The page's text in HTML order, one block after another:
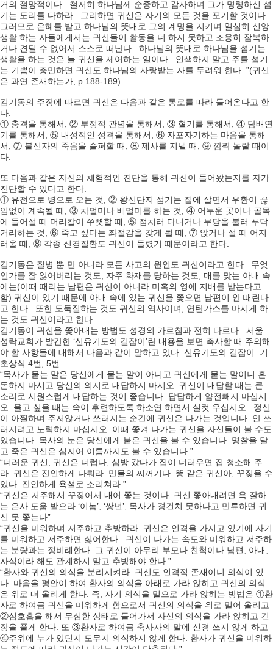
거의 절망적이다. 철저히 하나님께 순종하고 감사하며 그가 명령하신 섬
기는 도리를 다하라. 그리하면 귀신은 자기의 모든 것을 포기할 것이다.
그러므로 은혜를 받고 하나님의 뜻대로 그의 계명을 지키며 열심히 신앙
생활 하는 자들에게서는 귀신들이 활동을 더 하지 못하고 조용히 잠복하
거나 견딜 수 없어서 스스로 떠난다. 하나님의 뜻대로 하나님을 섬기는
생활을 하는 것은 늘 귀신을 제어하는 일이다. 인색하지 말고 주를 섬기
는 기쁨이 충만하면 귀신도 하나님의 사랑받는 자를 두려워 한다. ”(귀신
은 과연 존재하는가, p.188-189)
김기동의 주장에 따르면 귀신은 다음과 같은 통로를 따라 들어온다고 한
다.
① 충격을 통해서, ② 부정적 관념을 통해서, ③ 혈기를 통해서, ④ 담배연
기를 통해서, ⑤ 내성적인 성격을 통해서, ⑥ 자포자기하는 마음을 통해
서, ⑦ 불신자의 죽음을 슬퍼할 때, ⑧ 제사를 지낼 때, ⑨ 깜짝 놀랄 때이
다.
또 다음과 같은 자신의 체험적인 진단을 통해 귀신이 들어왔는지를 자가
진단할 수 있다고 한다.
① 유전으로 병으로 오는 것, ② 왕신단지 섬기는 집에 살면서 우환이 끊
임없이 계속될 때, ③ 차멀미나 배멀미를 하는 것, ④ 어두운 곳이나 골목
에 들어설 때 머리칼이 쭈뼛할 때, ⑤ 점치러 다니거나 무당을 불러 푸닥
거리하는 것, ⑥ 죽고 싶다는 좌절감을 갖게 될 때, ⑦ 앉거나 설 때 어지
러울 때, ⑧ 각종 신경질환도 귀신이 들렸기 때문이라고 한다.
김기동은 질병 뿐 만 아니라 모든 사고의 원인도 귀신이라고 한다. 무엇
인가를 잘 잃어버리는 것도, 자주 화재를 당하는 것도, 매를 맞는 아내 속
에는(이때 때리는 남편은 귀신이 아니라 미혹의 영에 지배를 받는다고
함) 귀신이 있기 때문에 아내 속에 있는 귀신을 쫓으면 남편이 안 때린다
고 한다. 또한 도둑질하는 것도 귀신의 역사이며, 연탄가스를 마시게 하
는 것도 귀신이라고 한다.
김기동이 귀신을 쫓아내는 방법도 성경의 가르침과 전혀 다르다. 서울
성락교회가 발간한 ‘신유기도의 길잡이’란 내용을 보면 축사할 때 주의해
야 할 사항들에 대해서 다음과 같이 말하고 있다. 신유기도의 길잡이. 기
초상식 4번, 5번
“목사가 묻는 말은 당신에게 묻는 말이 아니고 귀신에게 묻는 말이니 혼
돈하지 마시고 당신의 의지로 대답하지 마시오. 귀신이 대답할 때는 큰
소리로 시원스럽게 대답하는 것이 좋습니다. 답답하게 얌전빼지 마십시
오. 울고 싶을 때는 속이 후련하도록 하소연 하면서 실컷 우십시오. 정신
이 아찔하며 주저앉거나 쓰러지는 순간에 귀신은 나가는 것입니다. 안 쓰
러지려고 노력하지 마십시오. 이때 쫓겨 나가는 귀신을 자신들이 볼 수도
있습니다. 목사의 눈은 당신에게 붙은 귀신을 볼 수 있습니다. 명찰을 달
고 죽은 귀신은 심지어 이름까지도 볼 수 있습니다.”
“더러운 귀신, 귀신은 더럽다, 심방 갔다가 집이 더러우면 집 청소해 주
라. 귀신은 잔인하게 다뤄라. 만물의 찌꺼기다. 똥 같은 귀신아, 꾸짖을 수
있다. 잔인하게 욕설로 소리쳐라.”
“귀신은 저주해서 꾸짖어서 내어 쫓는 것이다. 귀신 쫓아내려면 욕 잘하
는 은사 도움 받으라 ‘이놈’, ‘쌍년’, 목사가 경건치 못하다고 만류하면 귀
신 못 쫓는다”
“귀신을 미워하며 저주하고 추방하라. 귀신은 인격을 가지고 있기에 자기
를 미워하고 저주하면 싫어한다. 귀신이 나가는 속도와 미워하고 저주하
는 분량과는 정비례한다. 그 귀신이 아무리 부모나 친척이나 남편, 아내,
자식이라 해도 관계하지 말고 추방해야 한다.”
“환자와 귀신의 의식을 분리시켜라. 귀신도 인격적 존재이니 의식이 있
다. 마음을 평안이 하여 환자의 의식을 아래로 가라 앉히고 귀신의 의식
은 위로 떠 올리게 한다. 즉, 자기 의식을 밑으로 가라 앉히는 방법은 ①환
자로 하여금 귀신을 미워하게 함으로서 귀신의 의식을 위로 밀어 올리고
②심호흡을 해서 무심한 상태로 들어가서 자신의 의식을 가라 앉히고 긴
장을 풀게 한다. 또 ③환자로 하여금 축사자의 말에 신경 쓰지 않게 하고
④주위에 누가 있던지 도무지 의식하지 않게 한다. 환자가 귀신을 미워하